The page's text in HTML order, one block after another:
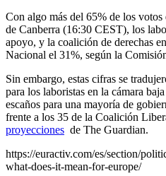
Con algo más del 65% de los votos
de Canberra (16:30 CEST), los
apoyo, y la coalición de derechas
Nacional el 31%, según la
Sin embargo, estas cifras se
para los laboristas en la cámara
escaños para una mayoría de
frente a los 35 de la Coalición
proyecciones de The Guardian.
https://euractiv.com/es/section/
what-does-it-mean-for-europe/